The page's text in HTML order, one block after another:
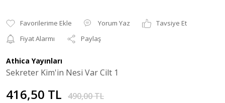
Yorum Yaz
Tavsiye Et
Fiyat Alarmı
Paylaş
Athica Yayınları
Sekreter Kim'in Nesi Var Cilt 1
416,50 TL 490,00 TL